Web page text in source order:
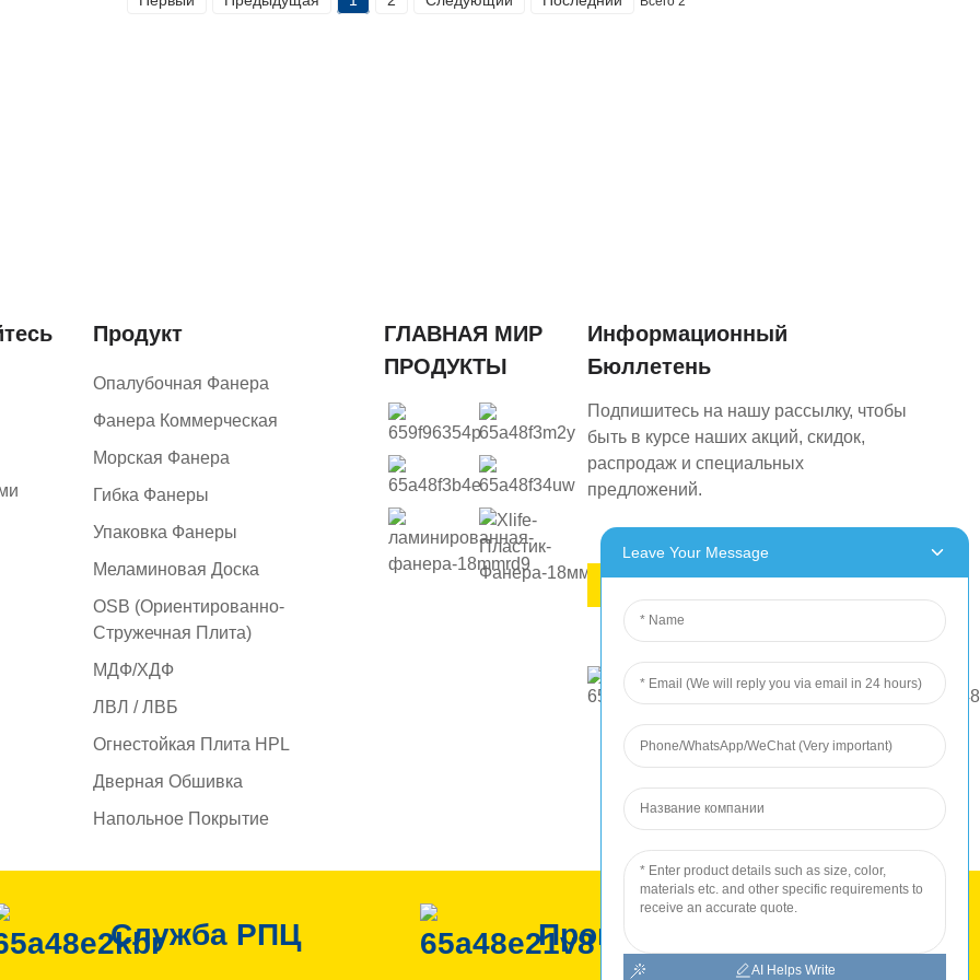
Продукт
Опалубочная Фанера
Фанера Коммерческая
Морская Фанера
Гибка Фанеры
Упаковка Фанеры
Меламиновая Доска
OSB (ориентированно-
Стружечная Плита)
МДФ/ХДФ
ЛВЛ / ЛВБ
Огнестойкая Плита HPL
Дверная Обшивка
Напольное Покрытие
ГЛАВНАЯ МИР
ПРОДУКТЫ
Информационный
Бюллетень
Подпишитесь на нашу рассылку, чтобы
быть в курсе наших акций, скидок,
распродаж и специальных
предложений.
ЗАПРОСИТЬ ЦЕНУ
Служба РПЦ Производство РОЦ
Leave Your Message
AI Helps Write